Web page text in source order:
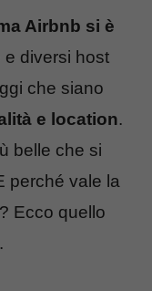
Airbnb si è
e diversi host
che siano
e location.
belle che si
perché vale la
Ecco quello